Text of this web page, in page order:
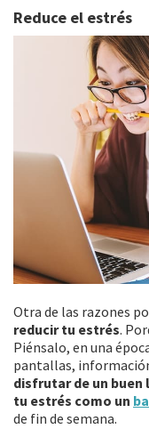
Reduce el estrés
Otra de las razones
reducir tu estrés.
Piénsalo, en una
pantallas,
disfrutar de un buen
tu estrés como un
de fin de semana.